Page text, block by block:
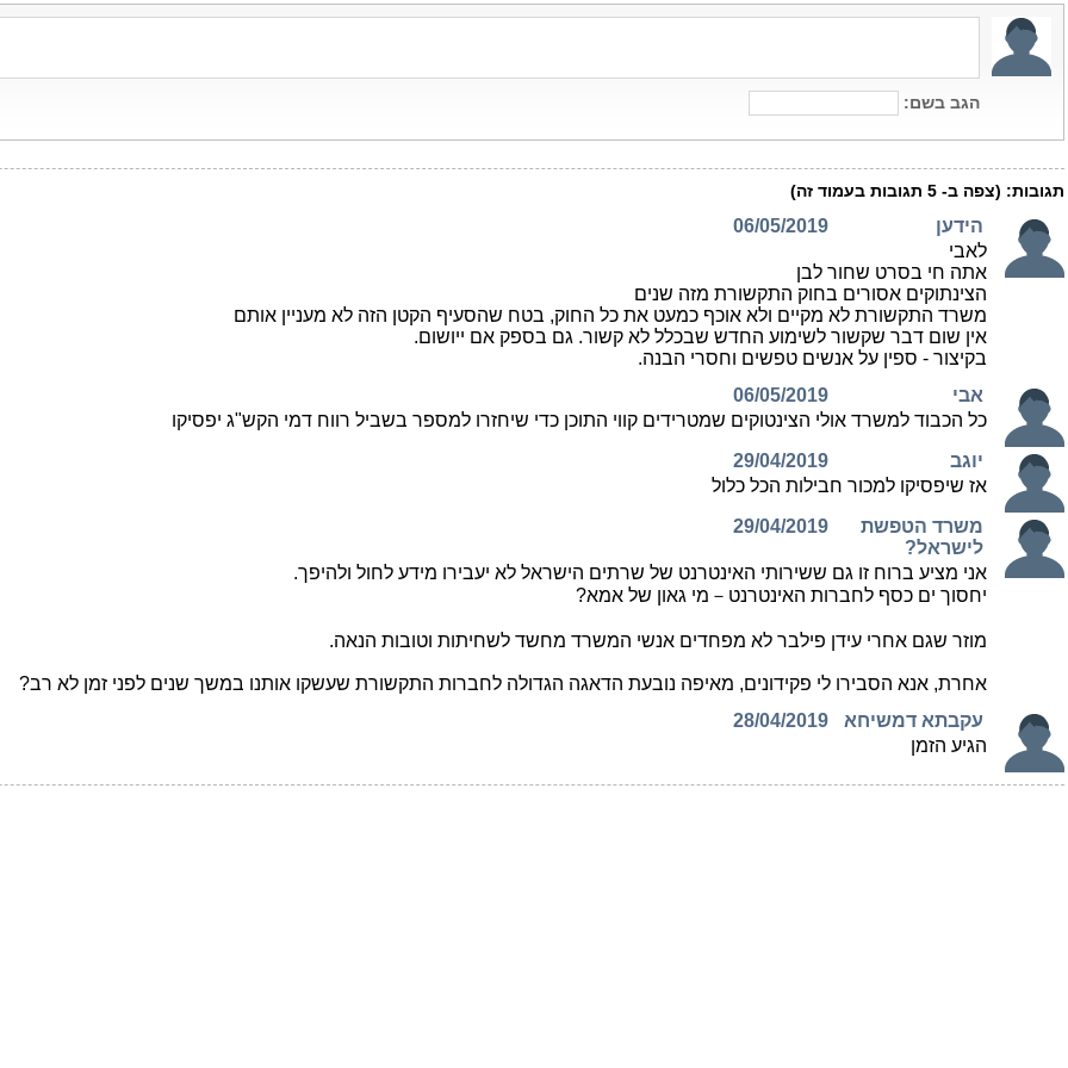
הגב בשם:
תגובות: (צפה ב- 5 תגובות בעמוד זה)
הידען
06/05/2019
לאבי
אתה חי בסרט שחור לבן
הצינתוקים אסורים בחוק התקשורת מזה שנים
משרד התקשורת לא מקיים ולא אוכף כמעט את כל החוק, בטח שהסעיף הקטן הזה לא מעניין אותם
אין שום דבר שקשור לשימוע החדש שבכלל לא קשור. גם בספק אם ייושום.
בקיצור - ספין על אנשים טפשים וחסרי הבנה.
אבי
06/05/2019
כל הכבוד למשרד אולי הצינטוקים שמטרידים קווי התוכן כדי שיחזרו למספר בשביל רווח דמי הקש"ג יפסיקו
יוגב
29/04/2019
אז שיפסיקו למכור חבילות הכל כלול
משרד הטפשת
לישראל?
29/04/2019
אני מציע ברוח זו גם ששירותי האינטרנט של שרתים הישראל לא יעבירו מידע לחול ולהיפך.
יחסוך ים כסף לחברות האינטרנט－מי גאון של אמא?
מוזר שגם אחרי עידן פילבר לא מפחדים אנשי המשרד מחשד לשחיתות וטובות הנאה.
אחרת, אנא הסבירו לי פקידונים, מאיפה נובעת הדאגה הגדולה לחברות התקשורת שעשקו אותנו במשך שנים לפני זמן לא רב?
עקבתא דמשיחא
28/04/2019
הגיע הזמן